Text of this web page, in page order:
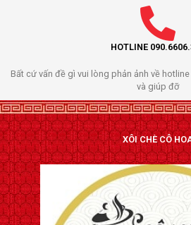
HOTLINE
Bất cứ vấn đề gì vui lòng phản ảnh về
và giúp đỡ
XÔI CHÈ CÔ